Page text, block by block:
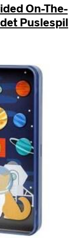
On-The-
Puslespil